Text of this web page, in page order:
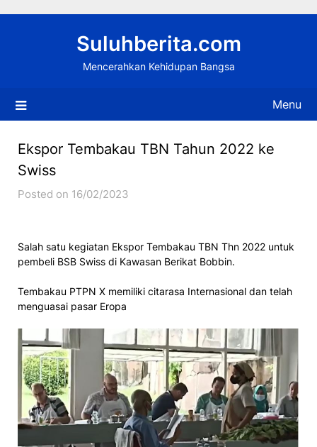
Suluhberita.com
Mencerahkan Kehidupan Bangsa
Menu
Ekspor Tembakau TBN Tahun 2022 ke
Swiss
Posted on 16/02/2023
Salah satu kegiatan Ekspor Tembakau TBN Thn 2022 untuk
pembeli BSB Swiss di Kawasan Berikat Bobbin.
Tembakau PTPN X memiliki citarasa Internasional dan telah
menguasai pasar Eropa